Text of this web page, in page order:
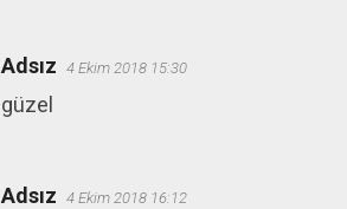
Adsız 4 Ekim 2018 15:30
güzel
Adsız 4 Ekim 2018 16:12